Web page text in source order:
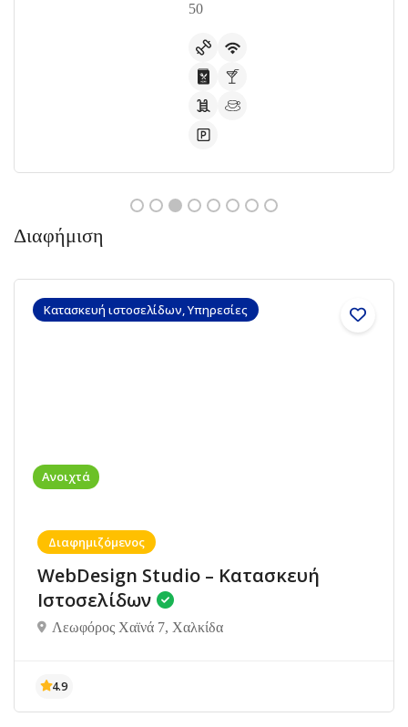
50
Διαφήμιση
Ανοιχτά
Κατασκευή ιστοσελίδων, Υπηρεσίες
Διαφημιζόμενος
WebDesign Studio – Κατασκευή
Ιστοσελίδων
Λεωφόρος Χαϊνά 7, Χαλκίδα